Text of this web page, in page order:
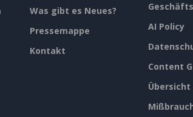
Was gibt es Neues?
Pressemappe
Kontakt
AI Policy
Content
Übersicht